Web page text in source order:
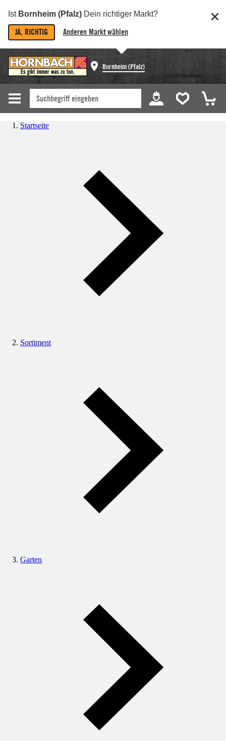
Ist Bornheim (Pfalz) Dein richtiger Markt?
JA, RICHTIG Anderen Markt wählen
Bornheim (Pfalz)
Startseite
Sortiment
Garten